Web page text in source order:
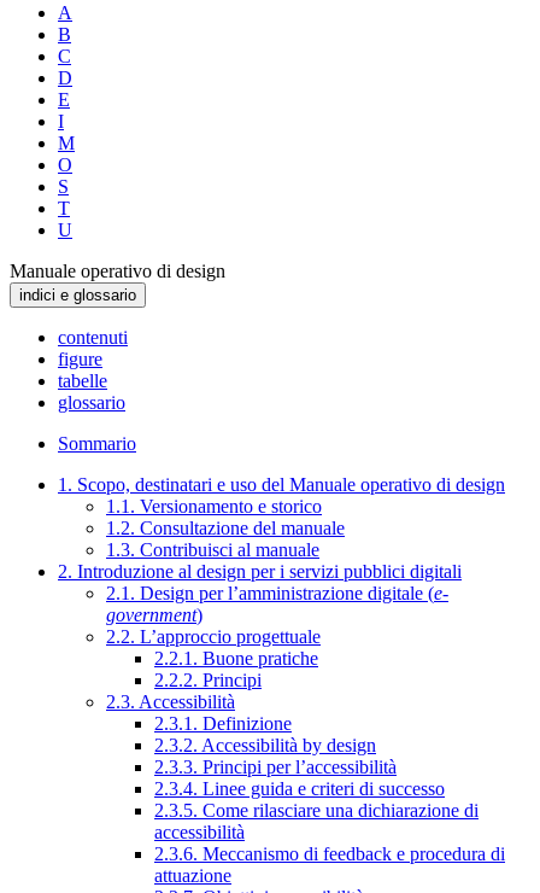
A
B
C
D
E
I
M
O
S
T
U
Manuale operativo di design
indici e glossario
contenuti
figure
tabelle
glossario
Sommario
1. Scopo, destinatari e uso del Manuale operativo di design
1.1. Versionamento e storico
1.2. Consultazione del manuale
1.3. Contribuisci al manuale
2. Introduzione al design per i servizi pubblici digitali
2.1. Design per l’amministrazione digitale (e-
government)
2.2. L’approccio progettuale
2.2.1. Buone pratiche
2.2.2. Principi
2.3. Accessibilità
2.3.1. Definizione
2.3.2. Accessibilità by design
2.3.3. Principi per l’accessibilità
2.3.4. Linee guida e criteri di successo
2.3.5. Come rilasciare una dichiarazione di
accessibilità
2.3.6. Meccanismo di feedback e procedura di
attuazione